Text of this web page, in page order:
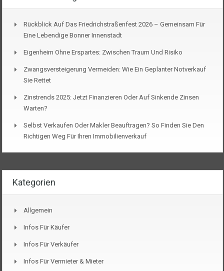
Rückblick Auf Das Friedrichstraßenfest 2026 – Gemeinsam Für
Eine Lebendige Bonner Innenstadt
Eigenheim Ohne Erspartes: Zwischen Traum Und Risiko
Zwangsversteigerung Vermeiden: Wie Ein Geplanter Notverkauf
Sie Rettet
Zinstrends 2025: Jetzt Finanzieren Oder Auf Sinkende Zinsen
Warten?
Selbst Verkaufen Oder Makler Beauftragen? So Finden Sie Den
Richtigen Weg Für Ihren Immobilienverkauf
Kategorien
Allgemein
Infos Für Käufer
Infos Für Verkäufer
Infos Für Vermieter & Mieter